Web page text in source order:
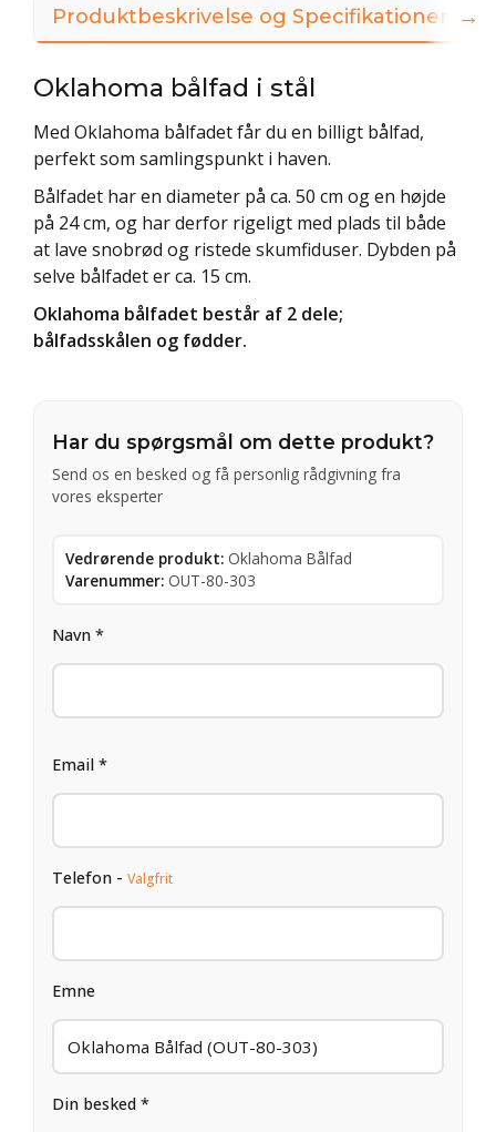
Produktbeskrivelse og Specifikationer
Oklahoma bålfad i stål
Med Oklahoma bålfadet får du en billigt bålfad,
perfekt som samlingspunkt i haven.
Bålfadet har en diameter på ca. 50 cm og en højde
på 24 cm, og har derfor rigeligt med plads til både
at lave snobrød og ristede skumfiduser. Dybden på
selve bålfadet er ca. 15 cm.
Oklahoma bålfadet består af 2 dele;
bålfadsskålen og fødder.
Har du spørgsmål om dette produkt?
Send os en besked og få personlig rådgivning fra
vores eksperter
Vedrørende produkt: Oklahoma Bålfad
Varenummer: OUT-80-303
Navn *
Email *
Telefon - Valgfrit
Emne
Din besked *
→